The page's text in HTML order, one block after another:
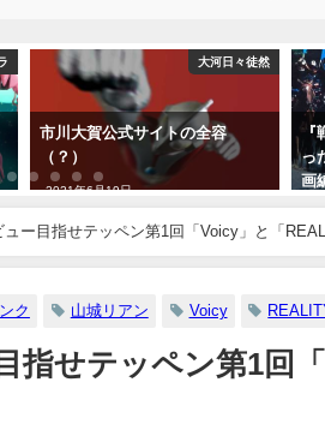
大河日々徒然
市川大賀公式サイトの全容
（？）
2021年6月19日
『
っ
画
ー目指せテッペン第1回「Voicy」と「
ク 山城リアン Voicy
指せテッペン第1回